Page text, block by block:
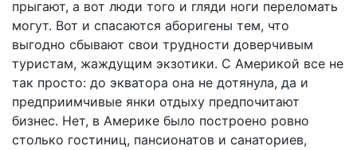
прыгают, а вот люди того и гляди ноги переломать
могут. Вот и спасаются аборигены тем, что
выгодно сбывают свои трудности доверчивым
туристам, жаждущим экзотики. С Америкой все не
так просто: до экватора она не дотянула, да и
предприимчивые янки отдыху предпочитают
бизнес. Нет, в Америке было построено ровно
столько гостиниц, пансионатов и санаториев,